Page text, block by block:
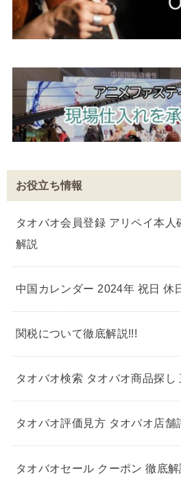
お役立ち情報
タオバオ会員登録 アリペイ本人
解説
中国カレンダー 2024年 祝日 休
関税について徹底解説!!!
タオバオ検索 タオバオ商品探し
タオバオ評価見方 タオバオ店舗
タオバオセール クーポン 徹底解